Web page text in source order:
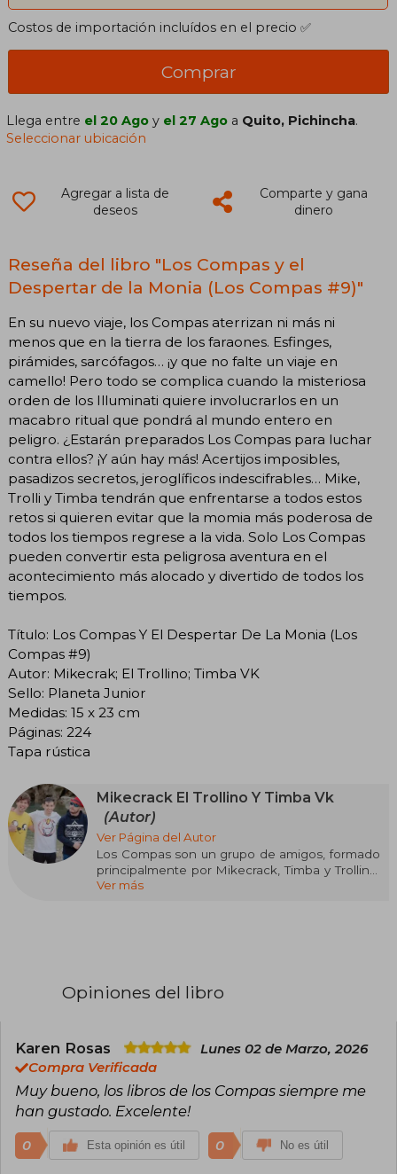
Costos de importación incluídos en el precio ✅
Comprar
Llega entre el 20 Ago y el 27 Ago a Quito, Pichincha.
Seleccionar ubicación
Agregar a lista de
deseos
Comparte y gana
dinero
Reseña del libro "Los Compas y el
Despertar de la Monia (Los Compas #9)"
En su nuevo viaje, los Compas aterrizan ni más ni
menos que en la tierra de los faraones. Esfinges,
pirámides, sarcófagos… ¡y que no falte un viaje en
camello! Pero todo se complica cuando la misteriosa
orden de los Illuminati quiere involucrarlos en un
macabro ritual que pondrá al mundo entero en
peligro. ¿Estarán preparados Los Compas para luchar
contra ellos? ¡Y aún hay más! Acertijos imposibles,
pasadizos secretos, jeroglíficos indescifrables… Mike,
Trolli y Timba tendrán que enfrentarse a todos estos
retos si quieren evitar que la momia más poderosa de
todos los tiempos regrese a la vida. Solo Los Compas
pueden convertir esta peligrosa aventura en el
acontecimiento más alocado y divertido de todos los
tiempos.
Título: Los Compas Y El Despertar De La Monia (Los
Compas #9)
Autor: Mikecrak; El Trollino; Timba VK
Sello: Planeta Junior
Medidas: 15 x 23 cm
Páginas: 224
Tapa rústica
Mikecrack El Trollino Y Timba Vk
(Autor)
Ver Página del Autor
Los Compas son un grupo de amigos, formado
principalmente por Mikecrack, Timba y Trollino,
que han conquistado a millones de niños de
casa, que corean entusiasmados sus canciones
Ver más
Opiniones del libro
Karen Rosas
Lunes 02 de Marzo, 2026
Compra Verificada
Muy bueno, los libros de los Compas siempre me
han gustado. Excelente!
0 Esta opinión es útil 0 No es útil